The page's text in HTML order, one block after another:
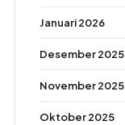
Januari 2026
Desember 2025
November 2025
Oktober 2025